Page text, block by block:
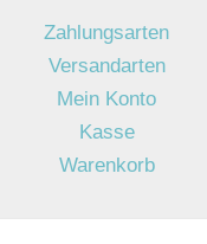
Zahlungsarten
Versandarten
Mein Konto
Kasse
Warenkorb